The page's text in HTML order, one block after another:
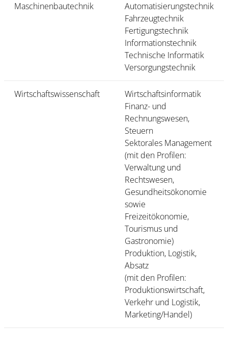
Maschinenbautechnik
Automatisierungstechnik
Fahrzeugtechnik
Fertigungstechnik
Informationstechnik
Technische Informatik
Versorgungstechnik
Wirtschaftswissenschaft
Wirtschaftsinformatik
Finanz- und
Rechnungswesen,
Steuern
Sektorales Management
(mit den Profilen:
Verwaltung und
Rechtswesen,
Gesundheitsökonomie
sowie
Freizeitökonomie,
Tourismus und
Gastronomie)
Produktion, Logistik,
Absatz
(mit den Profilen:
Produktionswirtschaft,
Verkehr und Logistik,
Marketing/Handel)